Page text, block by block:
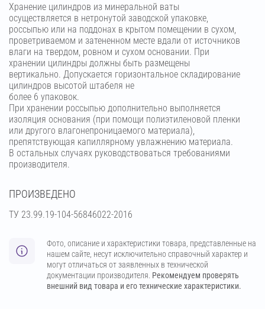
Хранение цилиндров из минеральной ваты
осуществляется в нетронутой заводской упаковке,
россыпью или на поддонах в крытом помещении в сухом,
проветриваемом и затененном месте вдали от источников
влаги на твердом, ровном и сухом основании. При
хранении цилиндры должны быть размещены
вертикально. Допускается горизонтальное складирование
цилиндров высотой штабеля не
более 6 упаковок.
При хранении россыпью дополнительно выполняется
изоляция основания (при помощи полиэтиленовой пленки
или другого влагонепроницаемого материала),
препятствующая капиллярному увлажнению материала.
В остальных случаях руководствоваться требованиями
производителя.
ПРОИЗВЕДЕНО
ТУ 23.99.19-104-56846022-2016
Фото, описание и характеристики товара, представленные на
нашем сайте, несут исключительно справочный характер и
могут отличаться от заявленных в технической
документации производителя. Рекомендуем проверять
внешний вид товара и его технические характеристики.